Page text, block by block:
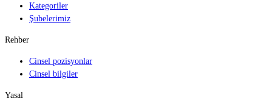
Kategoriler
Şubelerimiz
Rehber
Cinsel pozisyonlar
Cinsel bilgiler
Yasal